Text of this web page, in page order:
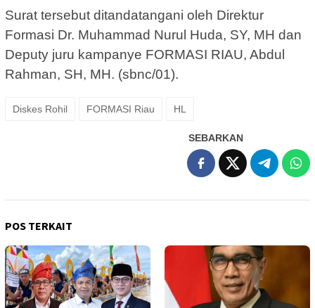
Surat tersebut ditandatangani oleh Direktur
Formasi Dr. Muhammad Nurul Huda, SY, MH dan
Deputy juru kampanye FORMASI RIAU, Abdul
Rahman, SH, MH. (sbnc/01).
Diskes Rohil FORMASI Riau HL
SEBARKAN
POS TERKAIT